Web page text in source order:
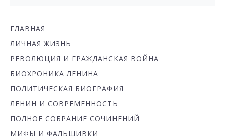
ГЛАВНАЯ
ЛИЧНАЯ ЖИЗНЬ
РЕВОЛЮЦИЯ И ГРАЖДАНСКАЯ ВОЙНА
БИОХРОНИКА ЛЕНИНА
ПОЛИТИЧЕСКАЯ БИОГРАФИЯ
ЛЕНИН И СОВРЕМЕННОСТЬ
ПОЛНОЕ СОБРАНИЕ СОЧИНЕНИЙ
МИФЫ И ФАЛЬШИВКИ